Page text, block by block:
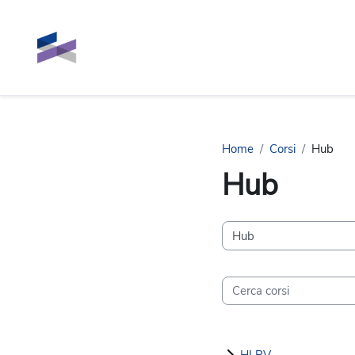
Home Corsi Hub
Hub
Categorie di corso
Cerca corsi